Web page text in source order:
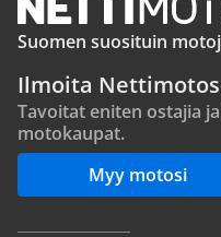
Suomen suosituin
Ilmoita
Tavoitat eniten ostajia
motokaupat.
Myy motosi